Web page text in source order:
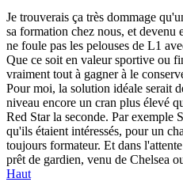
Je trouverais ça très dommage
sa formation chez nous, et devenu
ne foule pas les pelouses de L1
Que ce soit en valeur sportive ou
vraiment tout à gagner à le
Pour moi, la solution idéale serait
niveau encore un cran plus élevé
Red Star la seconde. Par exemple
qu'ils étaient intéressés, pour un
toujours formateur. Et dans
prêt de gardien, venu de Chelsea
Haut